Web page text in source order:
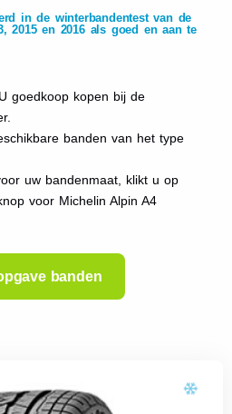
in de winterbandentest van de
2015 en 2016 als goed en aan te
goedkoop kopen bij de
banden van het type
uw bandenmaat, klikt u op
voor Michelin Alpin A4
banden